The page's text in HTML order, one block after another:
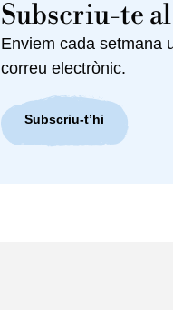
Subscriu-te
Enviem cada setmana
correu electrònic.
Subscriu-t’hi